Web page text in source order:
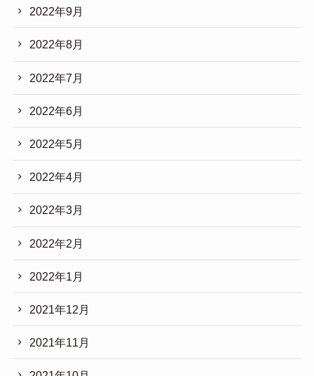
2022年9月
2022年8月
2022年7月
2022年6月
2022年5月
2022年4月
2022年3月
2022年2月
2022年1月
2021年12月
2021年11月